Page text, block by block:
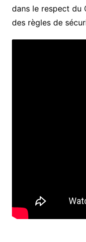
dans le respect du
des règles de